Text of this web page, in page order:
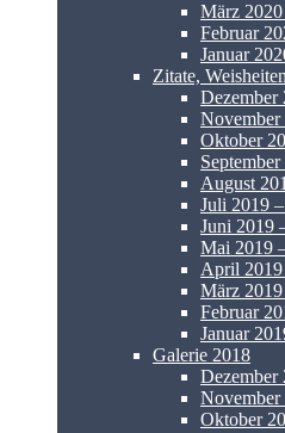
März
Februar
Januar
Zitate,
Dezember
Oktober
August
Juli 2019
Juni 2019
Mai 2019
April
März
Februar
Januar
Galerie 2018
Dezember
Oktober